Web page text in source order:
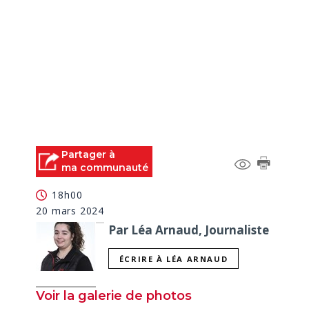
Partager à
ma communauté
18h00
20 mars 2024
Par Léa Arnaud, Journaliste
ÉCRIRE À LÉA ARNAUD
Voir la galerie de photos